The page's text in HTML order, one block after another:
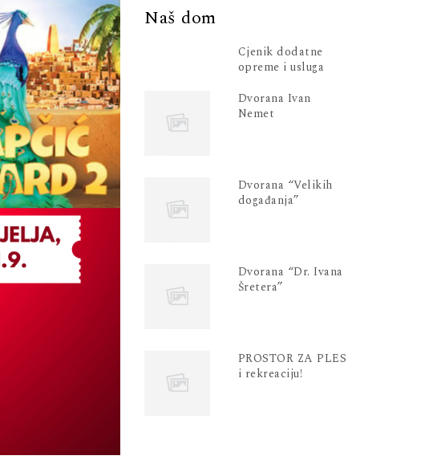
Naš dom
Cjenik dodatne
opreme i usluga
Dvorana Ivan
Nemet
Dvorana “Velikih
događanja”
Dvorana “Dr. Ivana
Šretera”
PROSTOR ZA PLES
i rekreaciju!